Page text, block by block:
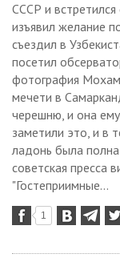
СССР и встретился
изъявил желание
съездил в
посетил
фотография
мечети в
черешню, и она ему
заметили это, и в
ладонь была
советская пресса
"Гостеприимные...
1